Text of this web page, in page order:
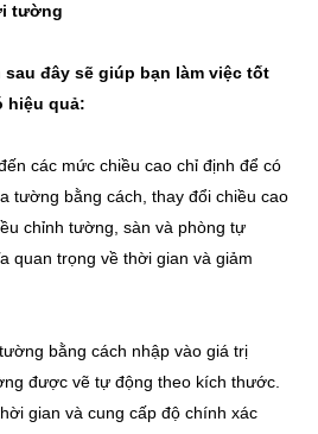
tường
đây sẽ giúp bạn làm việc tốt
hiệu quả:
các mức chiều cao chỉ định để có
tường bằng cách, thay đổi chiều cao
chỉnh tường, sàn và phòng tự
quan trọng về thời gian và giảm
bằng cách nhập vào giá trị
được vẽ tự động theo kích thước.
gian và cung cấp độ chính xác